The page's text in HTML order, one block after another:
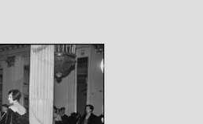
di Giacomo
Antonino Votto con la
Wallmann